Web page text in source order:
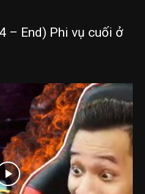
– End) Phi vụ cuối ở